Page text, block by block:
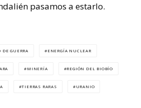
pasamos a estarlo.
GUERRA ENERGÍA NUCLEAR
MINERÍA REGIÓN DEL BIOBÍO
TIERRAS RARAS URANIO